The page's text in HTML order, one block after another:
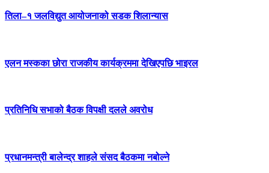
तिला–१ जलविद्युत आयोजनाको सडक शिलान्यास
एलन मस्कका छोरा राजकीय कार्यक्रममा देखिएपछि भाइरल
प्रतिनिधि सभाको बैठक विपक्षी दलले अवरोध
प्रधानमन्त्री बालेन्द्र शाहले संसद बैठकमा नबोल्ने